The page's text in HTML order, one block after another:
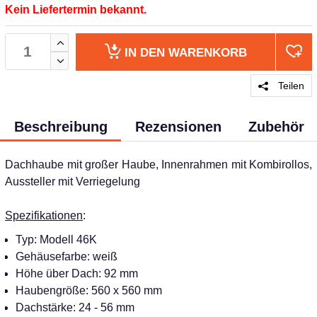
Kein Liefertermin bekannt.
IN DEN WARENKORB
Teilen
Beschreibung Rezensionen Zubehör
Dachhaube mit großer Haube, Innenrahmen mit Kombirollos,
Aussteller mit Verriegelung
Spezifikationen:
Typ: Modell 46K
Gehäusefarbe: weiß
Höhe über Dach: 92 mm
Haubengröße: 560 x 560 mm
Dachstärke: 24 - 56 mm